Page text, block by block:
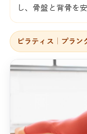
し、骨盤と背骨を
ピラティス｜プラン